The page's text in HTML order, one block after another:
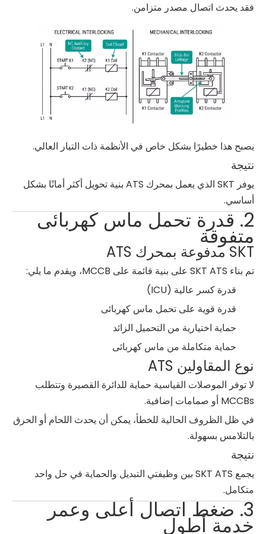
فقد يحدث اتصال مصدر متزامن.
يصبح هذا خطيرًا بشكل خاص في الأنظمة ذات التيار العالي.
نتيجة
يوفر SKT الذي يعمل بمحرك ATS بنية تحويل أكثر أمانًا بشكل
أساسي.
2. قدرة تحمل ماس كهربائى
متفوقة
SKT مدفوعة بمحرك ATS
تم بناء SKT ATS على بنية قائمة على MCCB، ويقدم ما يلي:
قدرة كسر عالية (ICU)
قدرة قوية على تحمل ماس كهربائى
حماية اختيارية من التحميل الزائد
حماية متكاملة من ماس كهربائى
نوع المقاولين ATS
لا توفر الموصلات القياسية حماية للدائرة القصيرة وتتطلب
MCCBs أو صمامات إضافية.
في ظل الظروف الحالية للخطأ، يمكن أن يحدث اللحام أو الحرق
بالتلامس بسهولة.
نتيجة
يجمع SKT ATS بين وظيفتي التبديل والحماية في حل واحد
متكامل.
3. ضغط اتصال أعلى وعمر
خدمة أطول